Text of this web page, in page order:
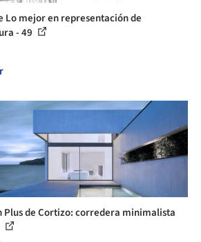
Lo mejor en representación de
- 49
Plus de Cortizo: corredera minimalista